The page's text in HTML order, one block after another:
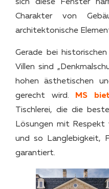
sich diese Fenster
Charakter von
architektonische
Gerade bei
Villen sind
hohen ästhetischen
gerecht wird.
MS
Tischlerei, die die
Lösungen mit
und so Langlebigkeit,
garantiert.